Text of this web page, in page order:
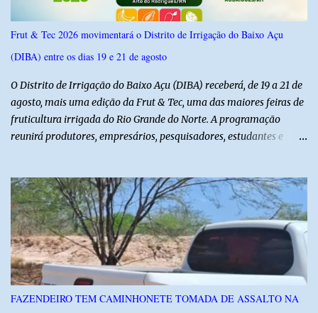
Frut & Tec 2026 movimentará o Distrito de Irrigação do Baixo Açu
(DIBA) entre os dias 19 e 21 de agosto
O Distrito de Irrigação do Baixo Açu (DIBA) receberá, de 19 a 21 de
agosto, mais uma edição da Frut & Tec, uma das maiores feiras de
fruticultura irrigada do Rio Grande do Norte. A programação
reunirá produtores, empresários, pesquisadores, estudantes e
instituições e tecnologias voltadas ao setor. Além das atividades
técnicas, a feira contará com programação cultural. No dia 20 de
agosto, o público poderá prestigiar o show de humor com Mução,
seguido de apresentação musical de Vê Barreto. A Frut & Tec
reforça a importância do Distrito de Irrigação do Baixo Açu como
referência na fruticultura irrigada, promovendo conhecimento,
FAZENDEIRO TEM CAMINHONETE TOMADA DE ASSALTO NA